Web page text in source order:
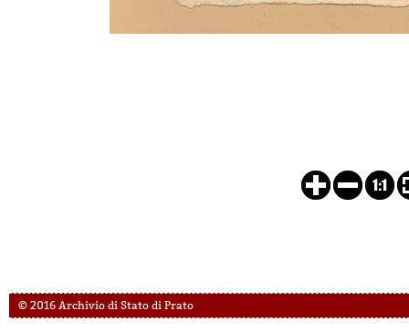
© 2016 Archivio di Stato di Prato